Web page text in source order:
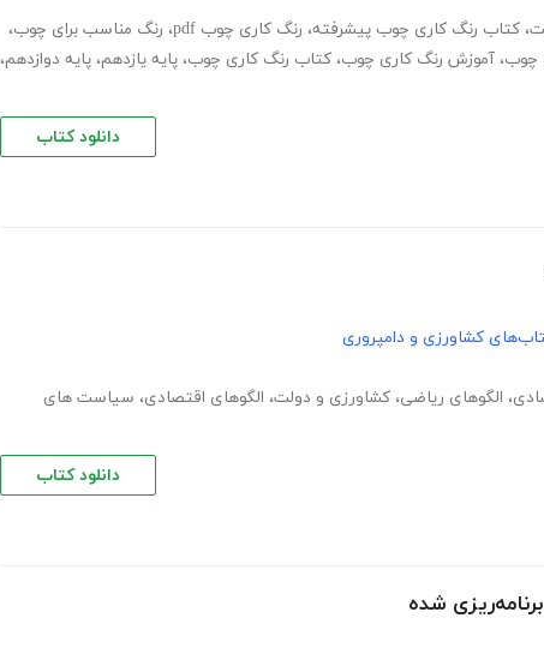
، کتاب رنگ کاری چوب پیشرفته، رنگ کاری چوب pdf ، رنگ مناسب برای چوب،
چوب، آموزش رنگ کاری چوب، کتاب رنگ کاری چوب، پایه یازدهم، پایه دوازدهم،
دانلود کتاب
کشاورزی و دامپروری
، الگوهای ریاضی، کشاورزی و دولت، الگوهای اقتصادی، سیاست های
دانلود کتاب
شده